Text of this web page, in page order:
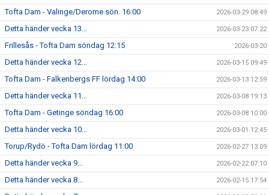
Tofta Dam - Valinge/Derome sön. 16:00 2026-03-29 08:49
Detta händer vecka 13... 2026-03-23 07:22
Frillesås - Tofta Dam söndag 12:15 2026-03-20
Detta händer vecka 12... 2026-03-15 09:49
Tofta Dam - Falkenbergs FF lördag 14:00 2026-03-13 12:59
Detta händer vecka 11... 2026-03-08 19:13
Tofta Dam - Getinge söndag 16:00 2026-03-08 10:00
Detta händer vecka 10... 2026-03-01 12:45
Torup/Rydö - Tofta Dam lördag 11:00 2026-02-27 13:09
Detta händer vecka 9... 2026-02-22 07:10
Detta händer vecka 8... 2026-02-15 17:54